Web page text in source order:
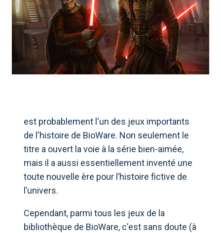
est probablement l'un des jeux importants
de l'histoire de BioWare. Non seulement le
titre a ouvert la voie à la série bien-aimée,
mais il a aussi essentiellement inventé une
toute nouvelle ère pour l’histoire fictive de
l’univers.
Cependant, parmi tous les jeux de la
bibliothèque de BioWare, c'est sans doute (à